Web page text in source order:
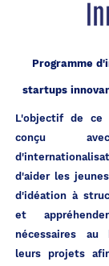
Programme
startups
L'objectif de ce
conçu
d'aider les
d'idéation à
et
nécessaires au
leurs projets